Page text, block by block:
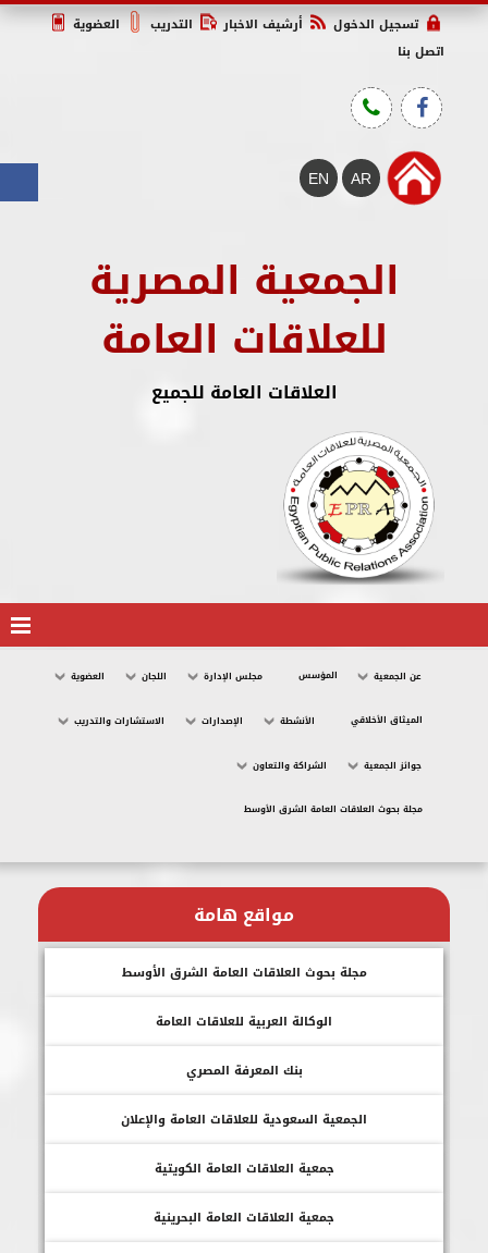
تسجيل الدخول أرشيف الاخبار التدريب
العضوية
اتصل بنا
الجمعية المصرية
للعلاقات العامة
العلاقات العامة للجميع
عن الجمعية المؤسس مجلس الإدارة اللجان العضوية
الميثاق الأخلاقي الأنشطة الإصدارات الاستشارات والتدريب
جوائز الجمعية الشراكة والتعاون
مجلة بحوث العلاقات العامة الشرق الأوسط
مواقع هامة
مجلة بحوث العلاقات العامة الشرق الأوسط
الوكالة العربية للعلاقات العامة
بنك المعرفة المصري
الجمعية السعودية للعلاقات العامة والإعلان
جمعية العلاقات العامة الكويتية
جمعية العلاقات العامة البحرينية